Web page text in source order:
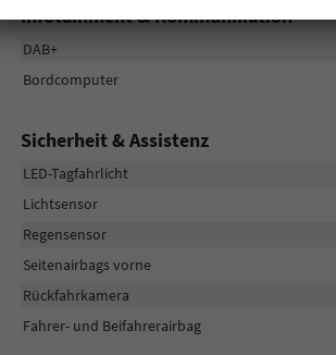
Infotainment & Kommunikation
DAB+
Bordcomputer
Sicherheit & Assistenz
LED-Tagfahrlicht
Lichtsensor
Regensensor
Seitenairbags vorne
Rückfahrkamera
Fahrer- und Beifahrerairbag